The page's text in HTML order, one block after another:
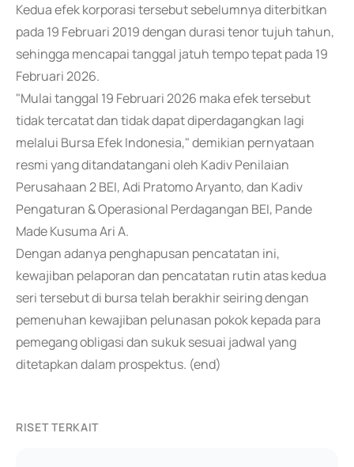
Kedua efek korporasi tersebut sebelumnya diterbitkan
pada 19 Februari 2019 dengan durasi tenor tujuh tahun,
sehingga mencapai tanggal jatuh tempo tepat pada 19
Februari 2026.
"Mulai tanggal 19 Februari 2026 maka efek tersebut
tidak tercatat dan tidak dapat diperdagangkan lagi
melalui Bursa Efek Indonesia," demikian pernyataan
resmi yang ditandatangani oleh Kadiv Penilaian
Perusahaan 2 BEI, Adi Pratomo Aryanto, dan Kadiv
Pengaturan & Operasional Perdagangan BEI, Pande
Made Kusuma Ari A.
Dengan adanya penghapusan pencatatan ini,
kewajiban pelaporan dan pencatatan rutin atas kedua
seri tersebut di bursa telah berakhir seiring dengan
pemenuhan kewajiban pelunasan pokok kepada para
pemegang obligasi dan sukuk sesuai jadwal yang
ditetapkan dalam prospektus. (end)
RISET TERKAIT